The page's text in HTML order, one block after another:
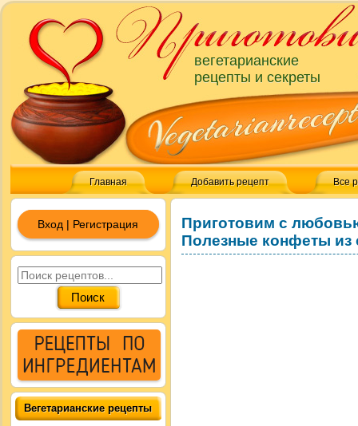
вегетарианские
рецепты и секреты
Главная Добавить рецепт Все
Приготовим с
Полезные конфеты из
Вход | Регистрация
Вегетарианские рецепты